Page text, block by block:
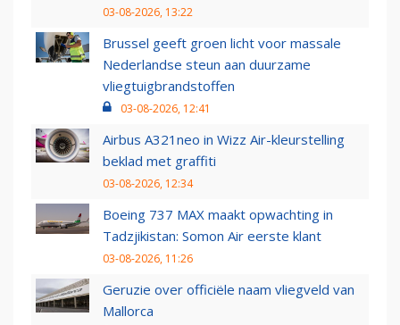
03-08-2026, 13:22
Brussel geeft groen licht voor massale
Nederlandse steun aan duurzame
vliegtuigbrandstoffen
03-08-2026, 12:41
Airbus A321neo in Wizz Air-kleurstelling
beklad met graffiti
03-08-2026, 12:34
Boeing 737 MAX maakt opwachting in
Tadzjikistan: Somon Air eerste klant
03-08-2026, 11:26
Geruzie over officiële naam vliegveld van
Mallorca